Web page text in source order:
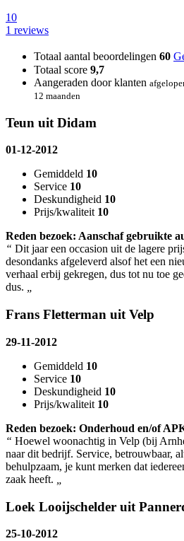
10
1 reviews
Totaal aantal beoordelingen 60
Totaal score 9,7
Aangeraden door klanten
12 maanden
Teun uit Didam
01-12-2012
Gemiddeld 10
Service 10
Deskundigheid 10
Prijs/kwaliteit 10
Reden bezoek: Aanschaf gebruikte
“ Dit jaar een occasion uit de lagere
desondanks afgeleverd alsof het een
verhaal erbij gekregen, dus tot nu toe
dus. „
Frans Fletterman uit Velp
29-11-2012
Gemiddeld 10
Service 10
Deskundigheid 10
Prijs/kwaliteit 10
Reden bezoek: Onderhoud en/of
“ Hoewel woonachtig in Velp (bij
naar dit bedrijf. Service, betrouwbaar,
behulpzaam, je kunt merken dat
zaak heeft.
Loek Looijschelder uit
25-10-2012